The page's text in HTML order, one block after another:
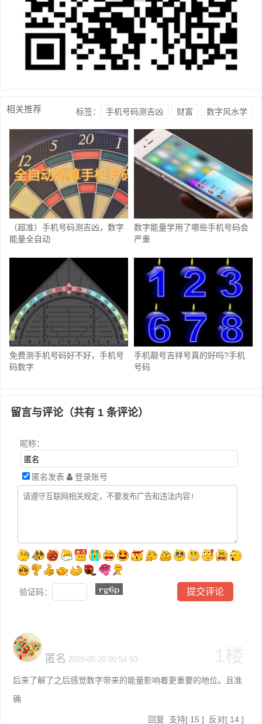
相关推荐 标签： 手机号码测吉凶 财富 数字风水学
（超准）手机号码测吉凶，数字
能量全自动
数字能量学用了哪些手机号码会
严重
免费测手机号码好不好，手机号
码数字
手机靓号吉祥号真的好吗?手机
号码
留言与评论（共有 1 条评论）
昵称：
匿名发表 登录账号
验证码：
匿名 2020-05-20 00:54:50
后来了解了之后感觉数字带来的能量影响着更重要的地位。且准
确
回复 支持[ 15 ] 反对[ 14 ]